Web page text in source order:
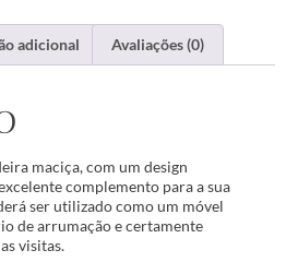
adicional Avaliações (0)
maciça, com um design
complemento para a sua
ser utilizado como um móvel
de arrumação e certamente
visitas.